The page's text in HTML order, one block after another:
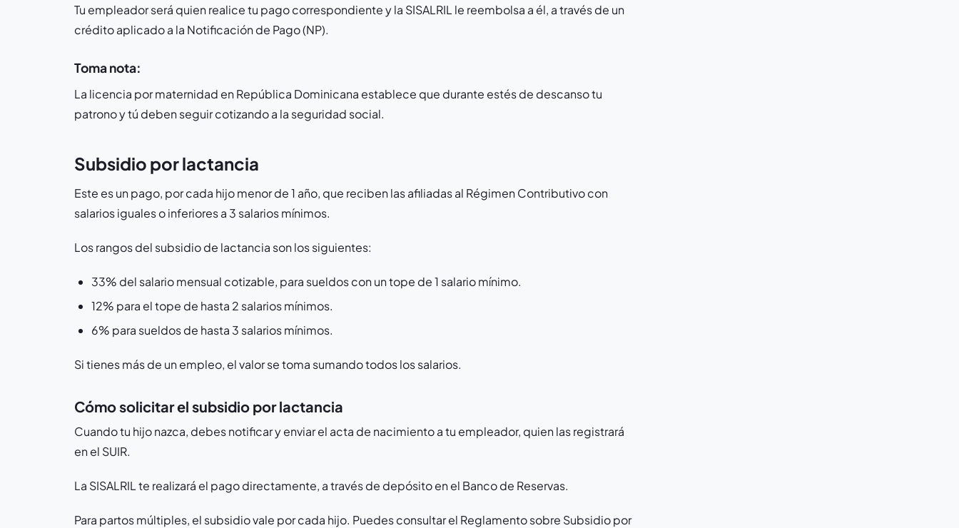
Tu empleador será quien realice tu pago correspondiente y la SISALRIL le reembolsa a él, a través de un
crédito aplicado a la Notificación de Pago (NP).
Toma nota:
La licencia por maternidad en República Dominicana establece que durante estés de descanso tu
patrono y tú deben seguir cotizando a la seguridad social.
Subsidio por lactancia
Este es un pago, por cada hijo menor de 1 año, que reciben las afiliadas al Régimen Contributivo con
salarios iguales o inferiores a 3 salarios mínimos.
Los rangos del subsidio de lactancia son los siguientes:
33% del salario mensual cotizable, para sueldos con un tope de 1 salario mínimo.
12% para el tope de hasta 2 salarios mínimos.
6% para sueldos de hasta 3 salarios mínimos.
Si tienes más de un empleo, el valor se toma sumando todos los salarios.
Cómo solicitar el subsidio por lactancia
Cuando tu hijo nazca, debes notificar y enviar el acta de nacimiento a tu empleador, quien las registrará
en el SUIR.
La SISALRIL te realizará el pago directamente, a través de depósito en el Banco de Reservas.
Para partos múltiples, el subsidio vale por cada hijo. Puedes consultar el Reglamento sobre Subsidio por